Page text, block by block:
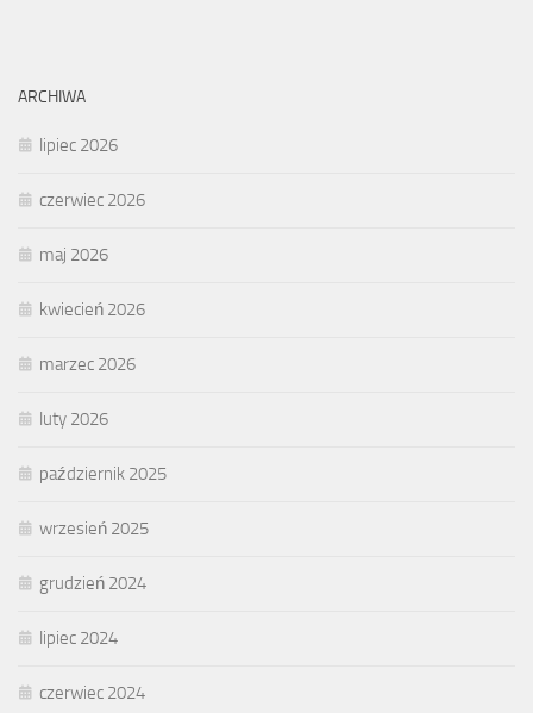
ARCHIWA
lipiec 2026
czerwiec 2026
maj 2026
kwiecień 2026
marzec 2026
luty 2026
październik 2025
wrzesień 2025
grudzień 2024
lipiec 2024
czerwiec 2024